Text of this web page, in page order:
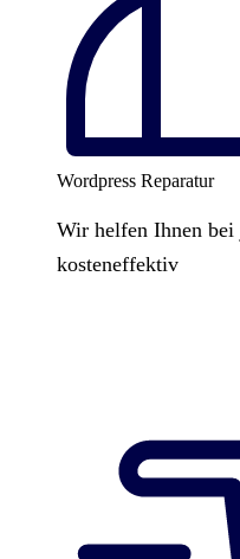
Wordpress Reparatur
Wir helfen Ihnen
kosteneffektiv